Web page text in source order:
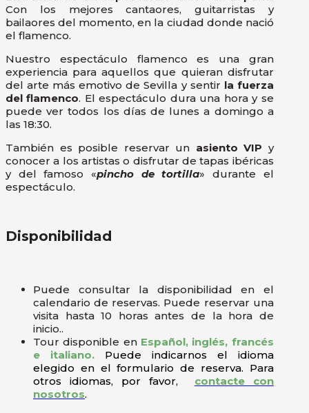
Con los mejores cantaores, guitarristas y
bailaores del momento, en la ciudad donde nació
el flamenco.
Nuestro espectáculo flamenco es una gran
experiencia para aquellos que quieran disfrutar
del arte más emotivo de Sevilla y sentir la fuerza
del flamenco. El espectáculo dura una hora y se
puede ver todos los días de lunes a domingo a
las 18:30.
También es posible reservar un asiento VIP y
conocer a los artistas o disfrutar de tapas ibéricas
y del famoso «pincho de tortilla» durante el
espectáculo.
Disponibilidad
Puede consultar la disponibilidad en el
calendario de reservas. Puede reservar una
visita hasta 10 horas antes de la hora de
inicio..
Tour disponible en Español, inglés, francés
e italiano. Puede indicarnos el idioma
elegido en el formulario de reserva. Para
otros idiomas, por favor, contacte con
nosotros.